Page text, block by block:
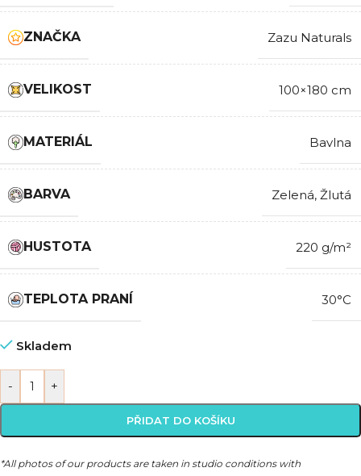
ZNAČKA Zazu Naturals
VELIKOST 100×180 cm
MATERIÁL Bavlna
BARVA Zelená, Žlutá
HUSTOTA 220 g/m²
TEPLOTA PRANÍ 30°C
Skladem
- +
PŘIDAT DO KOŠÍKU
*All photos of our products are taken in studio conditions with